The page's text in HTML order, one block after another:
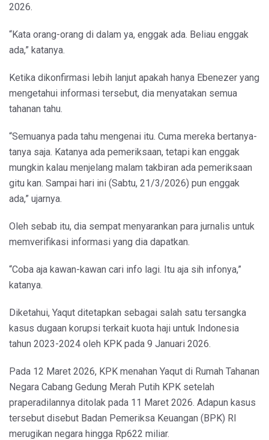
2026.
“Kata orang-orang di dalam ya, enggak ada. Beliau enggak
ada,” katanya.
Ketika dikonfirmasi lebih lanjut apakah hanya Ebenezer yang
mengetahui informasi tersebut, dia menyatakan semua
tahanan tahu.
“Semuanya pada tahu mengenai itu. Cuma mereka bertanya-
tanya saja. Katanya ada pemeriksaan, tetapi kan enggak
mungkin kalau menjelang malam takbiran ada pemeriksaan
gitu kan. Sampai hari ini (Sabtu, 21/3/2026) pun enggak
ada,” ujarnya.
Oleh sebab itu, dia sempat menyarankan para jurnalis untuk
memverifikasi informasi yang dia dapatkan.
“Coba aja kawan-kawan cari info lagi. Itu aja sih infonya,”
katanya.
Diketahui, Yaqut ditetapkan sebagai salah satu tersangka
kasus dugaan korupsi terkait kuota haji untuk Indonesia
tahun 2023-2024 oleh KPK pada 9 Januari 2026.
Pada 12 Maret 2026, KPK menahan Yaqut di Rumah Tahanan
Negara Cabang Gedung Merah Putih KPK setelah
praperadilannya ditolak pada 11 Maret 2026. Adapun kasus
tersebut disebut Badan Pemeriksa Keuangan (BPK) RI
merugikan negara hingga Rp622 miliar.